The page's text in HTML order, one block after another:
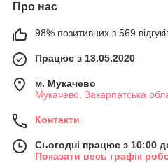
Про нас
98% позитивних з 569
Працює з 13.05.2020
м. Мукачево
Мукачево, Закарпатська
Контакти
Сьогодні працює з 10:00
Показати весь графік